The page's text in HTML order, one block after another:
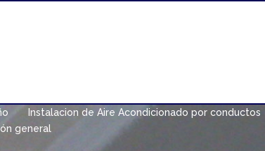
Instalacion de Aire Acondicionado por conductos
general